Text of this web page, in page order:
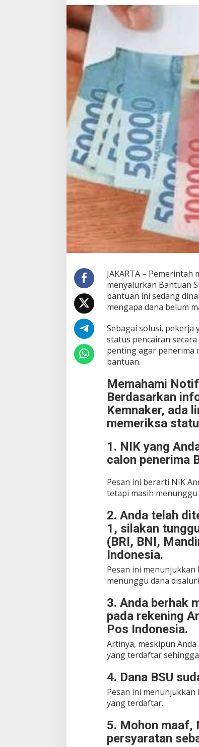
u
n
u
g
?
I
k
u
t
i
L
a
n
g
k
a
k
I
n
i
JAKARTA –
menyalurkan Bantuan
bantuan ini sedang
mengapa dana belum
Sebagai solusi, pekerja
status pencairan
penting agar penerima
bantuan.
Memahami
Berdasarkan
Kemnaker, ada
memeriksa
1. NIK yang
calon penerima
Pesan ini berarti NIK
tetapi masih
2. Anda telah
1, silakan
(BRI, BNI,
Indonesia.
Pesan ini menunjukkan
menunggu dana
3. Anda berhak
pada rekening
Pos Indonesia.
Artinya, meskipun
yang terdaftar
4. Dana BSU
Pesan ini
yang terdaftar.
5. Mohon maaf,
persyaratan